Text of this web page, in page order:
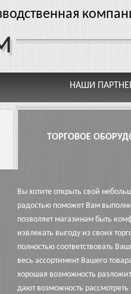
НАШИ
ТОРГОВОЕ
Вы хотите открыть свой
радостью поможет Вам
позволяет магазинам быть
извлекать выгоду из своих
полностью соответствовать
весь ассортимент Вашего
хорошая возможность
дают возможность